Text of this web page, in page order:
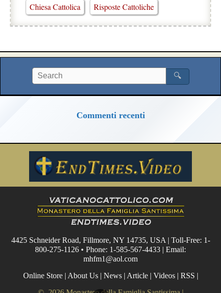
Chiesa Cattolica Risposte Cattoliche
🔍
Commenti recenti
4425 Schneider Road, Fillmore, NY 14735, USA | Toll-Free: 1-
800-275-1126 • Phone: 1-585-567-4433 | Email:
mhfm1@aol.com
Online Store| About Us| News| Article| Videos| RSS |